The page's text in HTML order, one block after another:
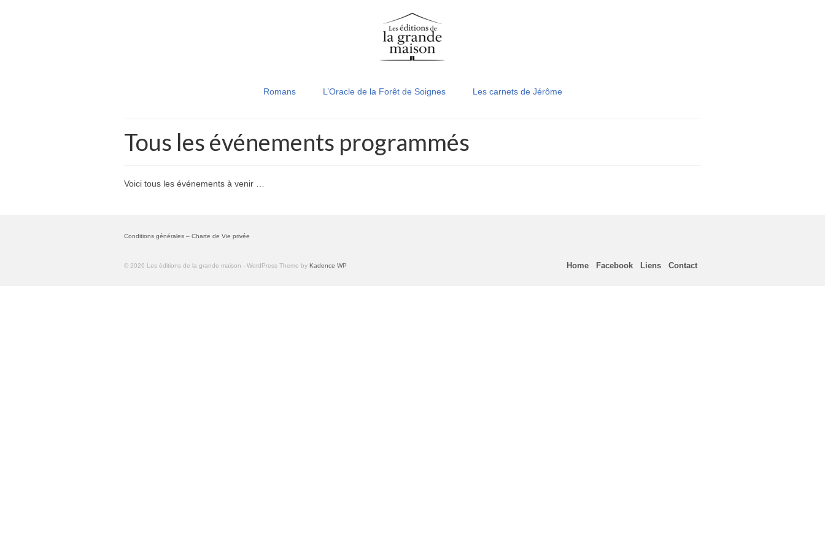
Romans L’Oracle de la Forêt de Soignes Les carnets de Jérôme
Tous les événements programmés
Voici tous les événements à venir …
Conditions générales – Charte de Vie privée
Home Facebook Liens Contact
© 2026 Les éditions de la grande maison - WordPress Theme by Kadence WP